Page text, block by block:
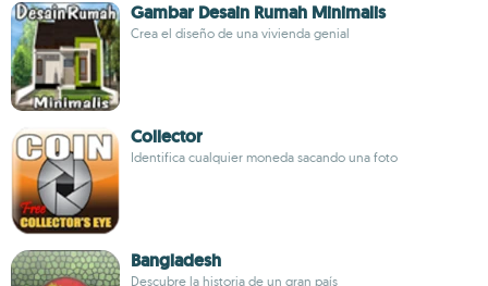
Gambar Desain Rumah Minimalis
Crea el diseño de una vivienda genial
Collector
Identifica cualquier moneda sacando una foto
Bangladesh
Descubre la historia de un gran país